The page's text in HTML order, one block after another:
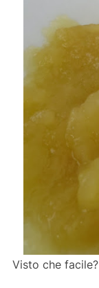
Visto che facile?